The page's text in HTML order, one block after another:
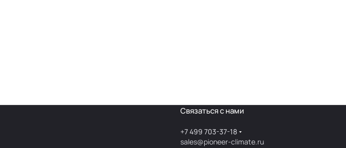
Связаться с нами
+7 499 703-37-18
sales@pioneer-climate.ru